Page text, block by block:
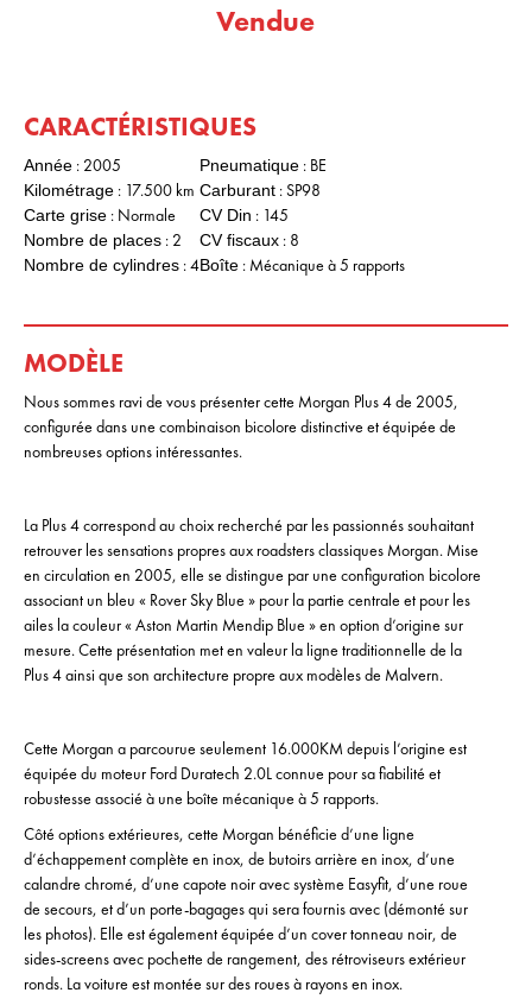
Vendue
CARACTÉRISTIQUES
Année : 2005
Kilométrage : 17.500 km
Carte grise : Normale
Nombre de places : 2
Nombre de cylindres : 4
Pneumatique : BE
Carburant : SP98
CV Din : 145
CV fiscaux : 8
Boîte : Mécanique à 5 rapports
MODÈLE
Nous sommes ravi de vous présenter cette Morgan Plus 4 de 2005,
configurée dans une combinaison bicolore distinctive et équipée de
nombreuses options intéressantes.
La Plus 4 correspond au choix recherché par les passionnés souhaitant
retrouver les sensations propres aux roadsters classiques Morgan. Mise
en circulation en 2005, elle se distingue par une configuration bicolore
associant un bleu « Rover Sky Blue » pour la partie centrale et pour les
ailes la couleur « Aston Martin Mendip Blue » en option d’origine sur
mesure. Cette présentation met en valeur la ligne traditionnelle de la
Plus 4 ainsi que son architecture propre aux modèles de Malvern.
Cette Morgan a parcourue seulement 16.000KM depuis l’origine est
équipée du moteur Ford Duratech 2.0L connue pour sa fiabilité et
robustesse associé à une boîte mécanique à 5 rapports.
Côté options extérieures, cette Morgan bénéficie d’une ligne
d’échappement complète en inox, de butoirs arrière en inox, d’une
calandre chromé, d’une capote noir avec système Easyfit, d’une roue
de secours, et d’un porte-bagages qui sera fournis avec (démonté sur
les photos). Elle est également équipée d’un cover tonneau noir, de
sides-screens avec pochette de rangement, des rétroviseurs extérieur
ronds. La voiture est montée sur des roues à rayons en inox.